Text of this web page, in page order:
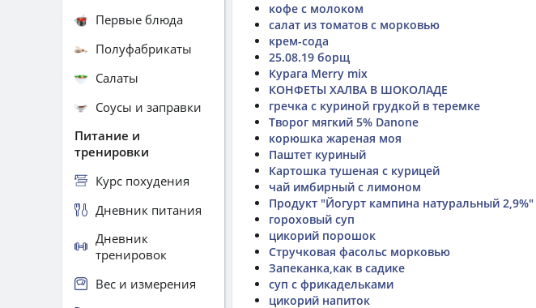
кофе с молоком
салат из томатов с морковью
крем-сода
25.08.19 борщ
Курага Merry mix
КОНФЕТЫ ХАЛВА В ШОКОЛАДЕ
гречка с куриной грудкой в теремке
Творог мягкий 5% Danone
корюшка жареная моя
Паштет куриный
Картошка тушеная с курицей
чай имбирный с лимоном
Продукт "Йогурт кампина натуральный 2,9%"
гороховый суп
цикорий порошок
Стручковая фасольс морковью
Запеканка,как в садике
суп с фрикадельками
цикорий напиток
Первые блюда
Полуфабрикаты
Салаты
Соусы и заправки
Питание и
тренировки
Курс похудения
Дневник питания
Дневник
тренировок
Вес и измерения